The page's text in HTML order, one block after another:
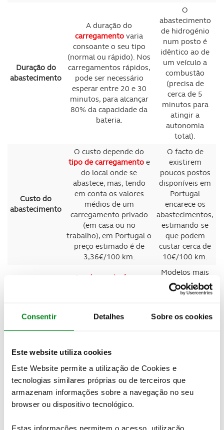
Consentir Detalhes Sobre os cookies
Este website utiliza cookies
Este Website permite a utilização de Cookies e
tecnologias similares próprias ou de terceiros que
armazenam informações sobre a navegação no seu
browser ou dispositivo tecnológico.
Estas informações permitem o acesso, utilização,
Duração do
abastecimento
A duração do
carregamento varia
consoante o seu tipo
(normal ou rápido). Nos
carregamentos rápidos,
pode ser necessário
esperar entre 20 e 30
minutos, para alcançar
80% da capacidade da
bateria.
O
abastecimento
de hidrogénio
num posto é
idêntico ao de
um veículo a
combustão
(precisa de
cerca de 5
minutos para
atingir a
autonomia
total).
Custo do
abastecimento
O custo depende do
tipo de carregamentoe
do local onde se
abastece, mas, tendo
em conta os valores
médios de um
carregamento privado
(em casa ou no
trabalho), em Portugal o
preço estimado é de
3,36€/100 km.
O facto de
existirem
poucos postos
disponíveis em
Portugal
encarece os
abastecimentos,
estimando-se
que podem
custar cerca de
10€/100 km.
A
autonomia de um
modelos mais recentes.
Modelos mais
recentes
demonstram
uma autonomia
aproximada de
Emissões
Apresentam zero
emissões poluentes
diretas.
emitindo
apenas vapor de
água para a
purificar o ar.